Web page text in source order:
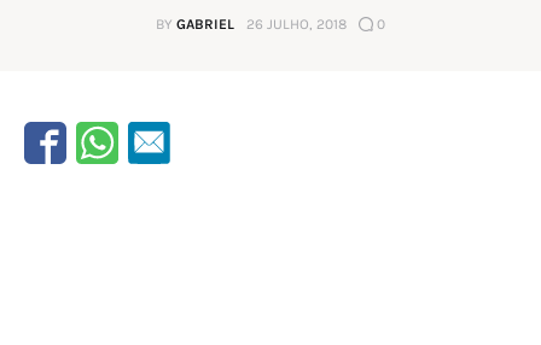
BY GABRIEL 26 JULHO, 2018 0